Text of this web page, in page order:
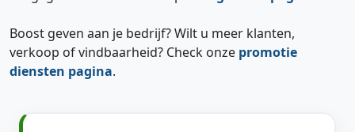
Boost geven aan je bedrijf? Wilt u meer klanten,
verkoop of vindbaarheid? Check onze promotie
diensten pagina.